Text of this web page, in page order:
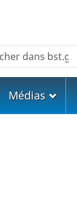
Médias